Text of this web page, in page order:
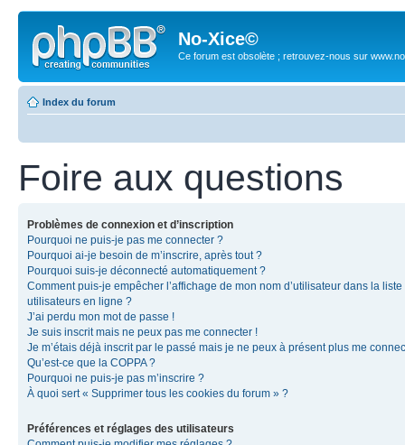
No-Xice©
Ce forum est obsolète ; retrouvez-nous sur
Index du forum
Foire aux questions
Problèmes de connexion et d’inscription
Pourquoi ne puis-je pas me connecter ?
Pourquoi ai-je besoin de m’inscrire, après tout ?
Pourquoi suis-je déconnecté automatiquement ?
Comment puis-je empêcher l’affichage de mon nom d’utilisateur dans la liste
utilisateurs en ligne ?
J’ai perdu mon mot de passe !
Je suis inscrit mais ne peux pas me connecter !
Je m’étais déjà inscrit par le passé mais je ne peux à présent plus me
Qu’est-ce que la COPPA ?
Pourquoi ne puis-je pas m’inscrire ?
À quoi sert « Supprimer tous les cookies du forum » ?
Préférences et réglages des utilisateurs